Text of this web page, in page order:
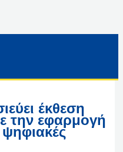
έκθεση
την εφαρμογή
ψηφιακές